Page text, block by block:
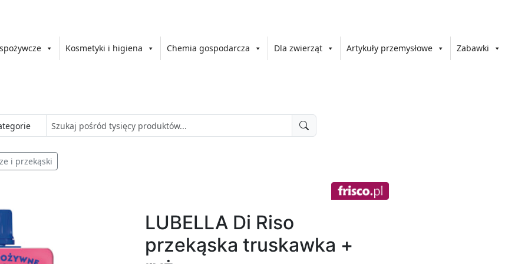
Kosmetyki i higiena Chemia gospodarcza Dla zwierząt Artykuły przemysłowe Zabawki
i przekąski
LUBELLA Di Riso
przekąska truskawka +